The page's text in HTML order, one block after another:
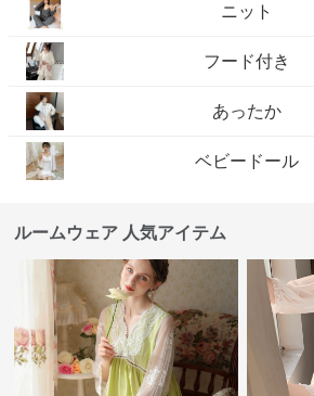
ニット
フード付き
あったか
ベビードール
ルームウェア 人気アイテム